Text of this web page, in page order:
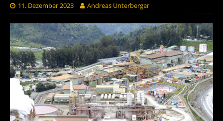
11. Dezember 2023 Andreas Unterberger